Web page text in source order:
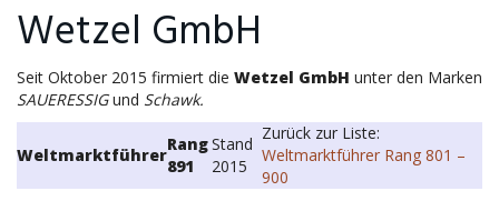
Wetzel GmbH
Seit Oktober 2015 firmiert die Wetzel GmbH unter den Marken
SAUERESSIGund Schawk.
Weltmarktführer
Rang
891
Stand
2015
Zurück zur Liste:
Weltmarktführer Rang 801 –
900